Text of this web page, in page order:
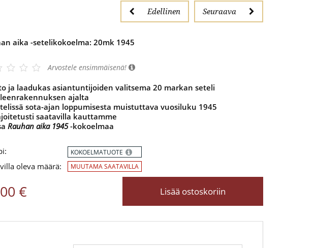
Seuraava
Edellinen
aika -setelikokoelma: 20mk 1945
Arvostele ensimmäisenä!
ja laadukas asiantuntijoiden valitsema 20 markan seteli
ajalta
sota-ajan loppumisesta muistuttava vuosiluku 1945
saatavilla kauttamme
Rauhan aika 1945 -kokoelmaa
oleva määrä:
KOKOELMATUOTE
MUUTAMA SAATAVILLA
€ Lisää ostoskoriin